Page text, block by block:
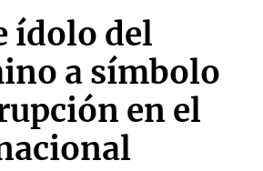
ídolo del
a símbolo
en el